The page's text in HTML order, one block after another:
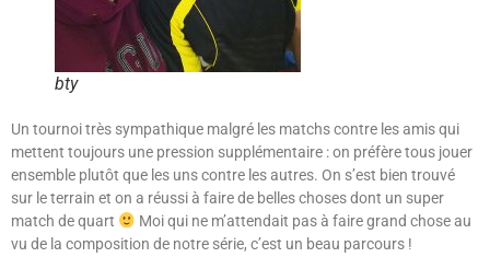
bty
Un tournoi très sympathique malgré les matchs contre les amis qui
mettent toujours une pression supplémentaire : on préfère tous jouer
ensemble plutôt que les uns contre les autres. On s’est bien trouvé
sur le terrain et on a réussi à faire de belles choses dont un super
match de quart
Moi qui ne m’attendait pas à faire grand chose au
vu de la composition de notre série, c’est un beau parcours !